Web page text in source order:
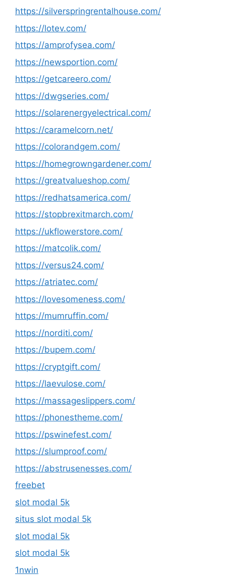
https://silverspringrentalhouse.com/
https://lotev.com/
https://amprofysea.com/
https://newsportion.com/
https://getcareero.com/
https://dwgseries.com/
https://solarenergyelectrical.com/
https://caramelcorn.net/
https://colorandgem.com/
https://homegrowngardener.com/
https://greatvalueshop.com/
https://redhatsamerica.com/
https://stopbrexitmarch.com/
https://ukflowerstore.com/
https://matcolik.com/
https://versus24.com/
https://atriatec.com/
https://lovesomeness.com/
https://mumruffin.com/
https://norditi.com/
https://bupem.com/
https://cryptgift.com/
https://laevulose.com/
https://massageslippers.com/
https://phonestheme.com/
https://pswinefest.com/
https://slumproof.com/
https://abstrusenesses.com/
freebet
slot modal 5k
situs slot modal 5k
slot modal 5k
slot modal 5k
1nwin